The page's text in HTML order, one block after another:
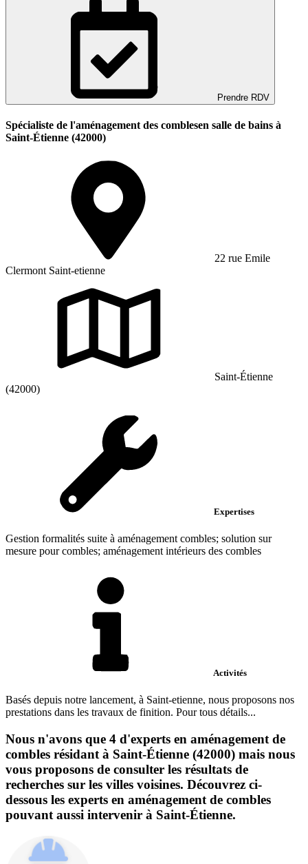
Prendre RDV
Spécialiste de l'aménagement des comblesen salle de bains à
Saint-Étienne (42000)
22 rue Emile
Clermont Saint-etienne
Saint-Étienne
(42000)
Expertises
Gestion formalités suite à aménagement combles; solution sur
mesure pour combles; aménagement intérieurs des combles
Activités
Basés depuis notre lancement, à Saint-etienne, nous proposons nos
prestations dans les travaux de finition. Pour tous détails...
Nous n'avons que 4 d'experts en aménagement de
combles résidant à Saint-Étienne (42000) mais nous
vous proposons de consulter les résultats de
recherches sur les villes voisines. Découvrez ci-
dessous les experts en aménagement de combles
pouvant aussi intervenir à Saint-Étienne.